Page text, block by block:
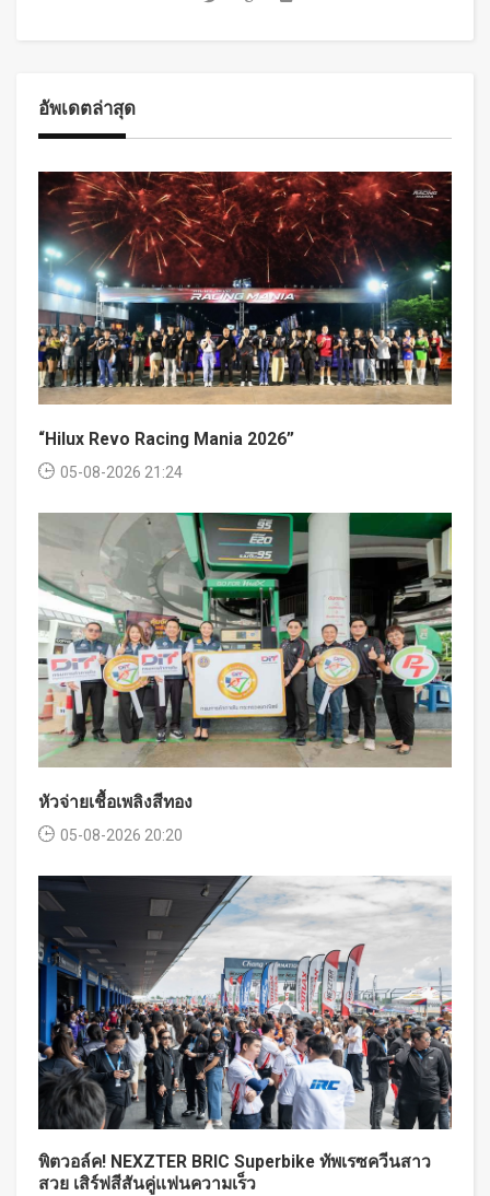
อัพเดตล่าสุด
“Hilux Revo Racing Mania 2026”
05-08-2026 21:24
หัวจ่ายเชื้อเพลิงสีทอง
05-08-2026 20:20
พิตวอล์ค! NEXZTER BRIC Superbike ทัพเรซควีนสาว
สวย เสิร์ฟสีสันคู่แฟนความเร็ว